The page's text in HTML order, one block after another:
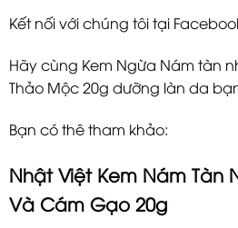
Kết nối với chúng tôi tại
Hãy cùng Kem Ngừa Nám tàn
Thảo Mộc 20g dưỡng làn da
Bạn có thê tham khảo:
Nhật Việt Kem Nám Tàn
Và Cám Gạo 20g